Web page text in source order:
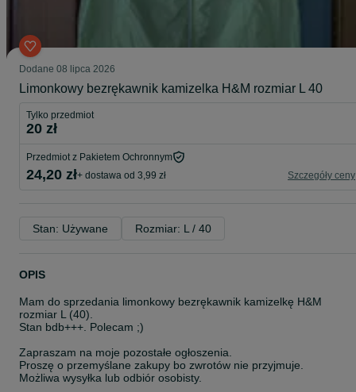
Dodane 08 lipca 2026
Limonkowy bezrękawnik kamizelka H&M rozmiar L 40
Tylko przedmiot
20 zł
Przedmiot z Pakietem Ochronnym
24,20 zł+ dostawa od 3,99 zł Szczegóły ceny
Stan: Używane Rozmiar: L / 40
OPIS
Mam do sprzedania limonkowy bezrękawnik kamizelkę H&M
rozmiar L (40).
Stan bdb+++. Polecam ;)
Zapraszam na moje pozostałe ogłoszenia.
Proszę o przemyślane zakupy bo zwrotów nie przyjmuje.
Możliwa wysyłka lub odbiór osobisty.